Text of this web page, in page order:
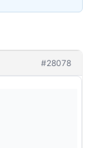
#28078